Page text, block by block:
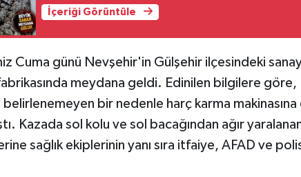
İçeriği Görüntüle
Cuma günü Nevşehir'in Gülşehir ilçesindeki
meydana geldi. Edinilen bilgilere göre,
belirlenemeyen bir nedenle harç karma
Kazada sol kolu ve sol bacağından ağır
sağlık ekiplerinin yanı sıra itfaiye, AFAD ve